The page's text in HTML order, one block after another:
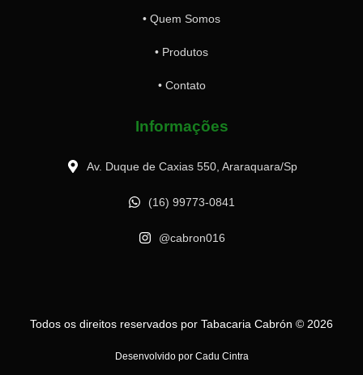
• Quem Somos
• Produtos
• Contato
Informações
Av. Duque de Caxias 550, Araraquara/Sp
(16) 99773-0841
@cabron016
Todos os direitos reservados por Tabacaria Cabrón © 2026
Desenvolvido por Cadu Cintra